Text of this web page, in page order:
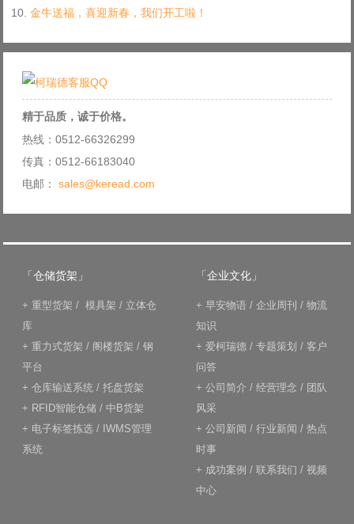
金牛送福，喜迎新春，我们开工啦！
精于品质，诚于价格。
热线：0512-66326299
传真：0512-66183040
电邮： sales@keread.com
「仓储货架」
+ 重型货架 / 模具架 / 立体仓
库
+ 重力式货架 / 阁楼货架 / 钢
平台
+ 仓库输送系统 / 托盘货架
+ RFID智能仓储 / 中B货架
+ 电子标签拣选 / IWMS管理
系统
「企业文化」
+ 早安物语 / 企业周刊 / 物流
知识
+ 爱柯瑞德 / 专题策划 / 客户
问答
+ 公司简介 / 经营理念 / 团队
风采
+ 公司新闻 / 行业新闻 / 热点
时事
+ 成功案例 / 联系我们 / 视频
中心